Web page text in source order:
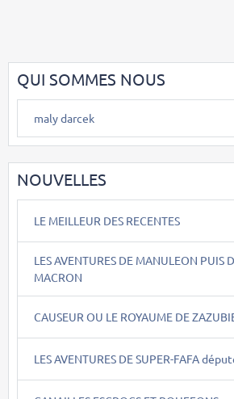
QUI SOMMES NOUS
maly darcek
NOUVELLES
LE MEILLEUR DES RECENTES
LES AVENTURES DE MANULEON PUIS
MACRON
CAUSEUR OU LE ROYAUME DE
LES AVENTURES DE SUPER-FAFA